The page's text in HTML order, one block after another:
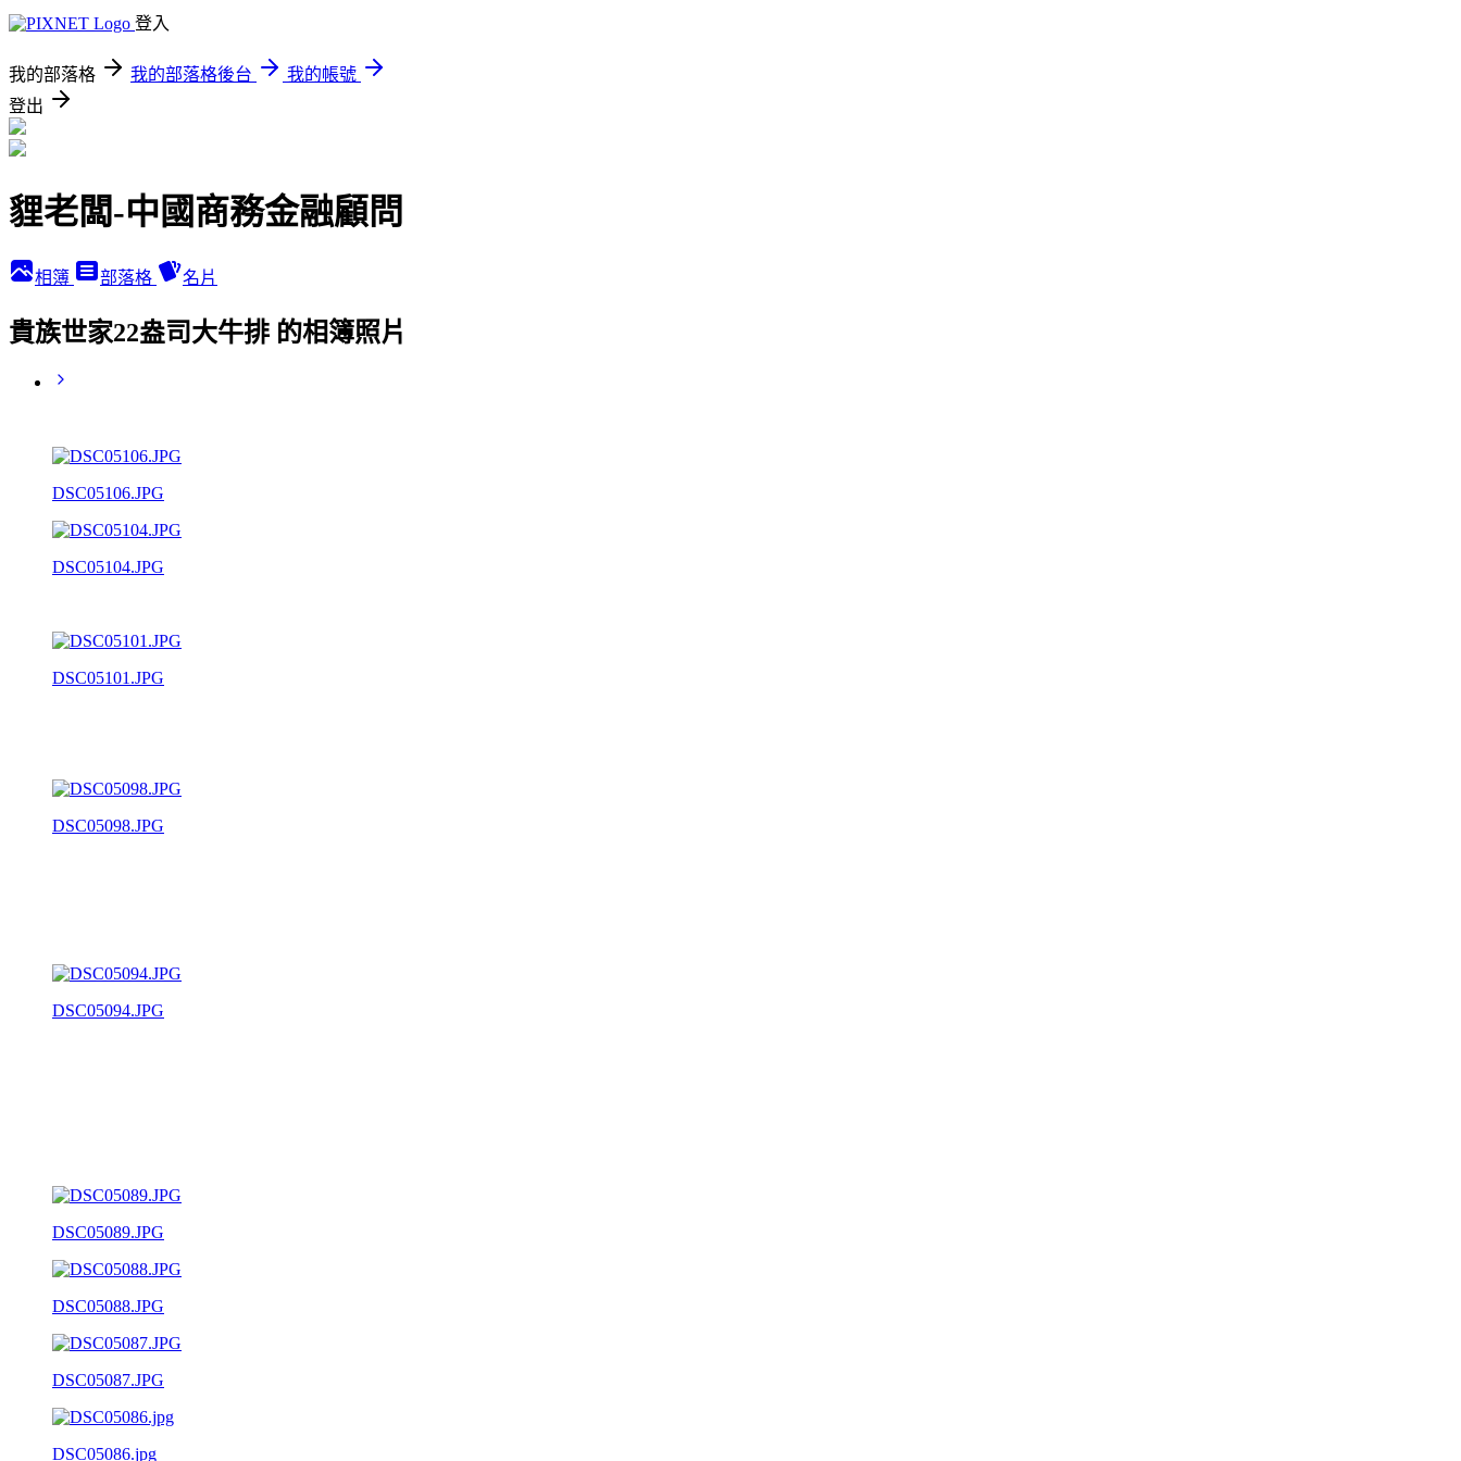
登入
我的部落格 我的部落格後台
我的帳號
登出
貍老闆-中國商務金融顧問
相簿 部落格 名片
貴族世家22盎司大牛排 的相簿照片
DSC05106.JPG
DSC05104.JPG
DSC05101.JPG
DSC05098.JPG
DSC05094.JPG
DSC05089.JPG
DSC05088.JPG
DSC05087.JPG
DSC05086.jpg